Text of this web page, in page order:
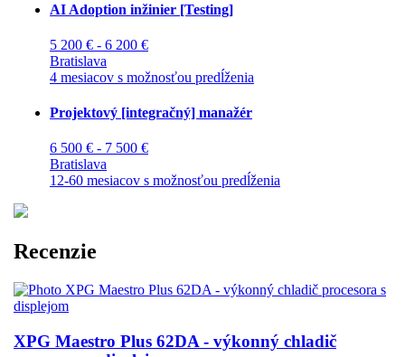
AI Adoption inžinier [Testing]
5 200 € - 6 200 €
Bratislava
4 mesiacov s možnosťou predĺženia
Projektový [integračný] manažér
6 500 € - 7 500 €
Bratislava
12-60 mesiacov s možnosťou predĺženia
Recenzie
XPG Maestro Plus 62DA - výkonný chladič